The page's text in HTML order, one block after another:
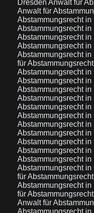
Dresden Anwalt für
Anwalt für
Abstammungsrecht
Abstammungsrecht in
Abstammungsrecht in
Abstammungsrecht in
Abstammungsrecht
für
Abstammungsrecht in
Abstammungsrecht in
Abstammungsrecht in
Abstammungsrecht in
Abstammungsrecht
Abstammungsrecht in
Abstammungsrecht in
Abstammungsrecht in
Abstammungsrecht in
Abstammungsrecht in
Abstammungsrecht in
Abstammungsrecht
für
Abstammungsrecht
für
Anwalt für
Abstammungsrecht